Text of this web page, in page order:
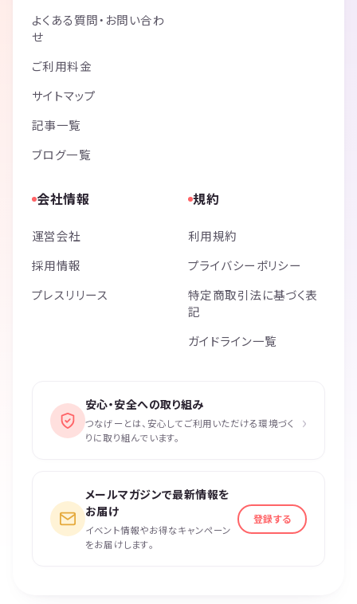
よくある質問・お問い合わ
せ
ご利用料金
サイトマップ
記事一覧
ブログ一覧
会社情報
運営会社
採用情報
プレスリリース
規約
利用規約
プライバシーポリシー
特定商取引法に基づく表
記
ガイドライン一覧
安心・安全への取り組み
つなげーとは、安心してご利用いただける環境づく
りに取り組んでいます。
›
メールマガジンで最新情報を
お届け
イベント情報やお得なキャンペーン
をお届けします。
登録する